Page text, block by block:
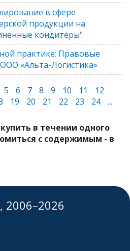
в сфере
продукции на
кондитеры"
практике: Правовые
«Альта-Логистика»
5 6 7 8 9 10 11
12
19 20 21 22 23 24 ...
в течении одного
с содержимым - в